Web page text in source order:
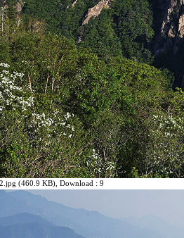
(460.9 KB), Download : 9